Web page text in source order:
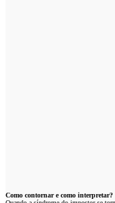
Como contornar e como interpretar?